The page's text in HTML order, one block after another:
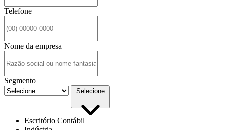
Telefone
Nome da empresa
Segmento
Selecione
Escritório Contábil